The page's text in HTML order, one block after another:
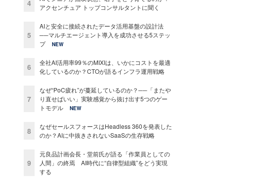
4
アクセンチュア トップコンサルタントに聞く
5
AIと安全に接続されたデータ活用基盤の設計法
──マルチエージェント導入を成功させる5ステッ
プ
NEW
6
全社AI活用率99％のMIXIは、いかにコストを最適
化しているのか？CTOが語るインフラ運用戦略
7
なぜ“PoC疲れ”が蔓延しているのか？──「またや
り直せばいい」実験感覚から抜け出す5つのゲー
トモデル
NEW
8
なぜセールスフォースはHeadless 360を発表した
のか？AIに中抜きされないSaaSの生存戦略
9
元良品計画会長・堂前氏が語る「作業員としての
人間」の終焉 AI時代に“自律型組織”をどう実現
する